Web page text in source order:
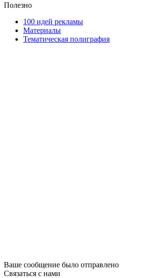
Полезно
100 идей рекламы
Материалы
Тематическая полиграфия
Ваше сообщение было отправлено
Связаться с нами